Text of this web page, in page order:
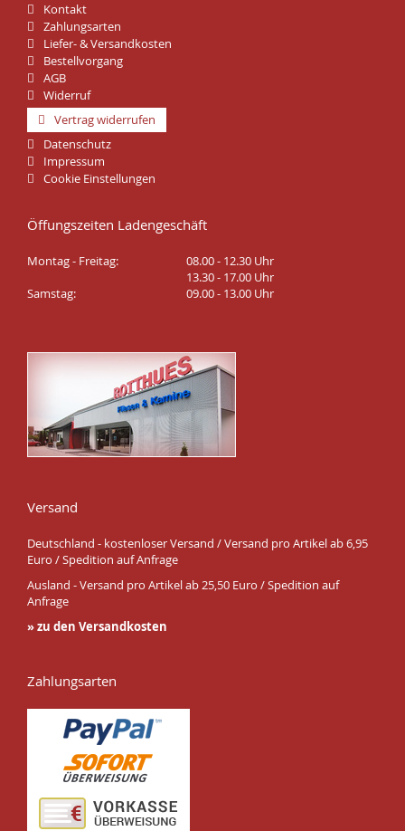
Kontakt
Zahlungsarten
Liefer- & Versandkosten
Bestellvorgang
AGB
Widerruf
Vertrag widerrufen
Datenschutz
Impressum
Cookie Einstellungen
Öffungszeiten Ladengeschäft
Montag - Freitag:
08.00 - 12.30 Uhr
13.30 - 17.00 Uhr
Samstag:
09.00 - 13.00 Uhr
Versand
Deutschland - kostenloser Versand / Versand pro Artikel ab 6,95
Euro / Spedition auf Anfrage
Ausland - Versand pro Artikel ab 25,50 Euro / Spedition auf
Anfrage
» zu den Versandkosten
Zahlungsarten